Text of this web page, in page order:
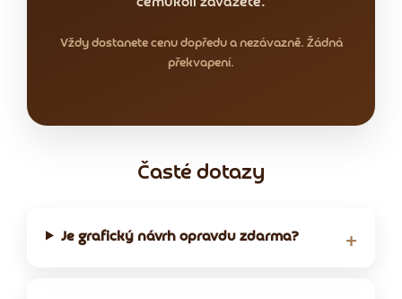
Vždy dostanete cenu dopředu a nezávazně. Žádná
překvapení.
Časté dotazy
Je grafický návrh opravdu zdarma?